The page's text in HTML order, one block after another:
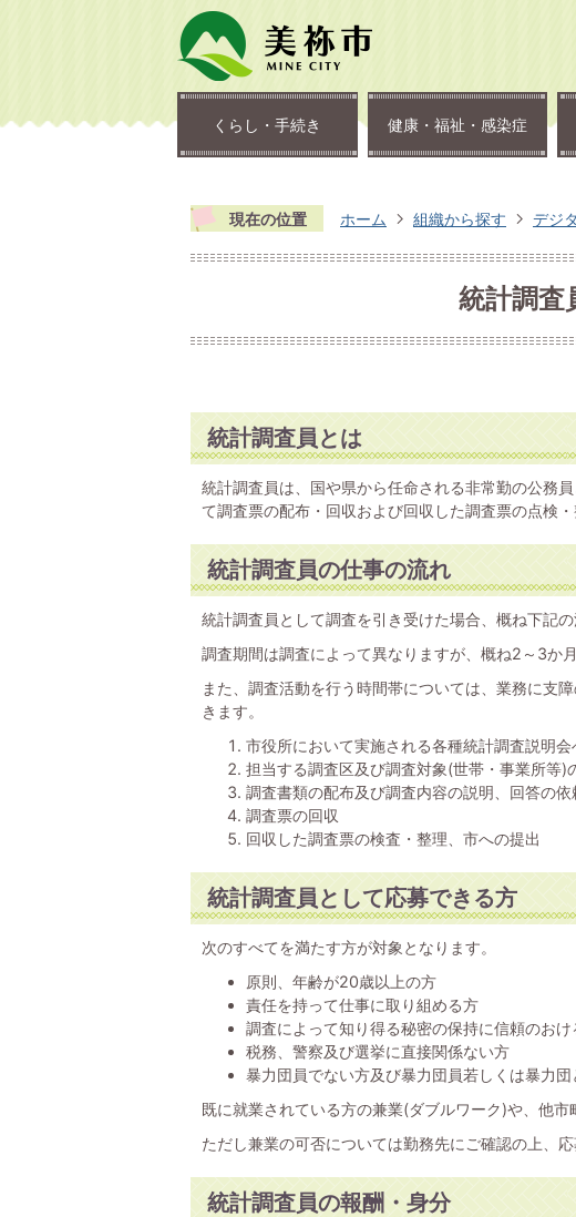
くらし・手続き 健康・福祉・感染症
現在の位置 ホーム 組織から探す デジ
統計調査
統計調査員とは
統計調査員は、国や県から任命される非常勤の公務
て調査票の配布・回収および回収した調査票の点検・
統計調査員の仕事の流れ
統計調査員として調査を引き受けた場合、概ね下記
調査期間は調査によって異なりますが、概ね2～3か
また、調査活動を行う時間帯については、業務に支
きます。
市役所において実施される各種統計調査説明会
担当する調査区及び調査対象(世帯・事業所等)
調査書類の配布及び調査内容の説明、回答の依
調査票の回収
回収した調査票の検査・整理、市への提出
統計調査員として応募できる方
次のすべてを満たす方が対象となります。
原則、年齢が20歳以上の方
責任を持って仕事に取り組める方
調査によって知り得る秘密の保持に信頼のおけ
税務、警察及び選挙に直接関係ない方
暴力団員でない方及び暴力団員若しくは暴力
既に就業されている方の兼業(ダブルワーク)や、他市
ただし兼業の可否については勤務先にご確認の上、応
統計調査員の報酬・身分